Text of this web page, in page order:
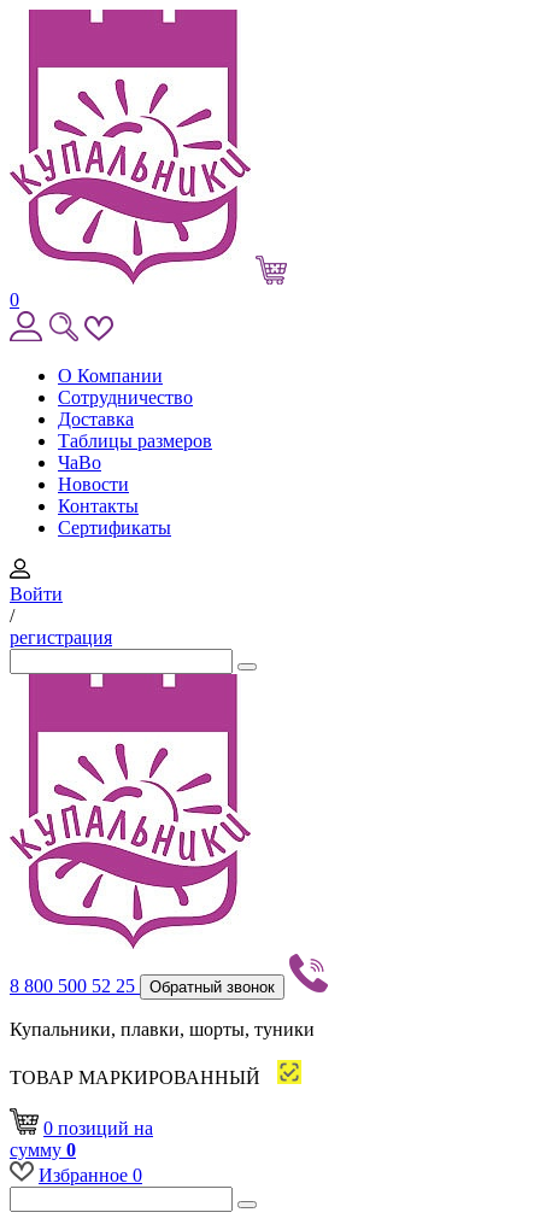
0
О Компании
Сотрудничество
Доставка
Таблицы размеров
ЧаВо
Новости
Контакты
Сертификаты
Войти
/
регистрация
8 800 500 52 25 Обратный звонок
Купальники, плавки, шорты, туники
ТОВАР МАРКИРОВАННЫЙ
0 позиций на
сумму 0
Избранное 0